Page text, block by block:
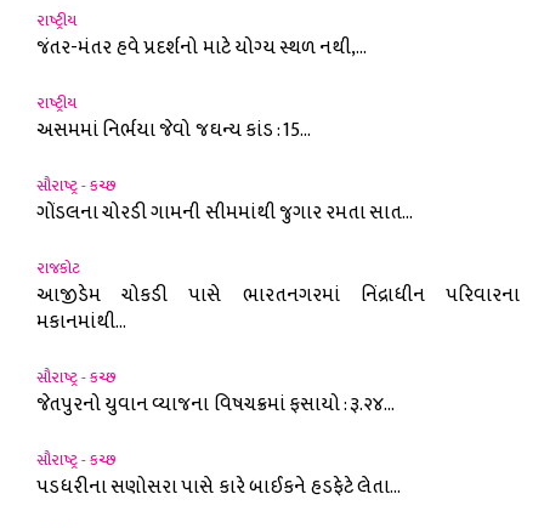
રાષ્ટ્રીય
જંતર-મંતર હવે પ્રદર્શનો માટે યોગ્ય સ્થળ નથી,...
રાષ્ટ્રીય
અસમમાં નિર્ભયા જેવો જઘન્ય કાંડ : 15...
સૌરાષ્ટ્ર - કચ્છ
ગોંડલના ચોરડી ગામની સીમમાંથી જુગાર રમતા સાત...
રાજકોટ
આજીડેમ ચોકડી પાસે ભારતનગરમાં નિંદ્રાધીન પરિવારના
મકાનમાંથી...
સૌરાષ્ટ્ર - કચ્છ
જેતપુરનો યુવાન વ્યાજના વિષચક્રમાં ફસાયો : રૂ.૨૪...
સૌરાષ્ટ્ર - કચ્છ
પડધરીના સણોસરા પાસે કારે બાઈકને હડફેટે લેતા...